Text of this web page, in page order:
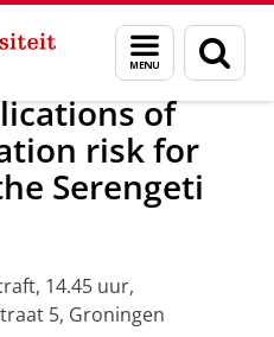
Menu
en
zoeken
Nieuwsberichten
of
risk for
Serengeti
14.45 uur,
5, Groningen